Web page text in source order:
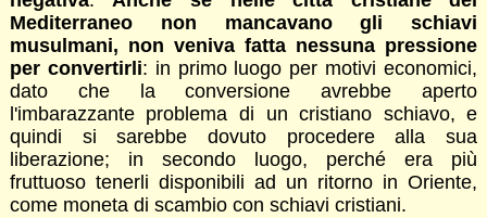
Mediterraneo non mancavano gli schiavi
musulmani, non veniva fatta nessuna pressione
per convertirli: in primo luogo per motivi economici,
dato che la conversione avrebbe aperto
l'imbarazzante problema di un cristiano schiavo, e
quindi si sarebbe dovuto procedere alla sua
liberazione; in secondo luogo, perché era più
fruttuoso tenerli disponibili ad un ritorno in Oriente,
come moneta di scambio con schiavi cristiani.